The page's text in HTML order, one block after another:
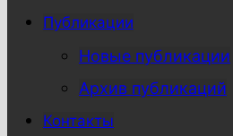
Публикации
Новые публикации
Архив публикаций
Контакты